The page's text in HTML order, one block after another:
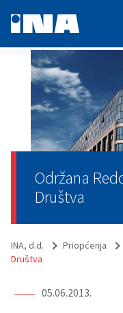
Održana
Društva
INA, d.d. Priopćenja
Društva
05.06.2013.